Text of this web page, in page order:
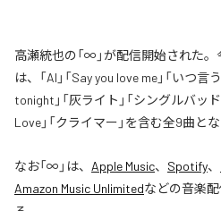
高瀬統也の「∞」が配信開始された
は、「AI」「Say you love me」「いつ言
tonight」「灰ライト」「シングルバッ
Love」「クライマー」を含む全9曲とな
なお「∞ 」は、 Apple Music、 Spotify、
Amazon Music Unlimitedなどの音楽